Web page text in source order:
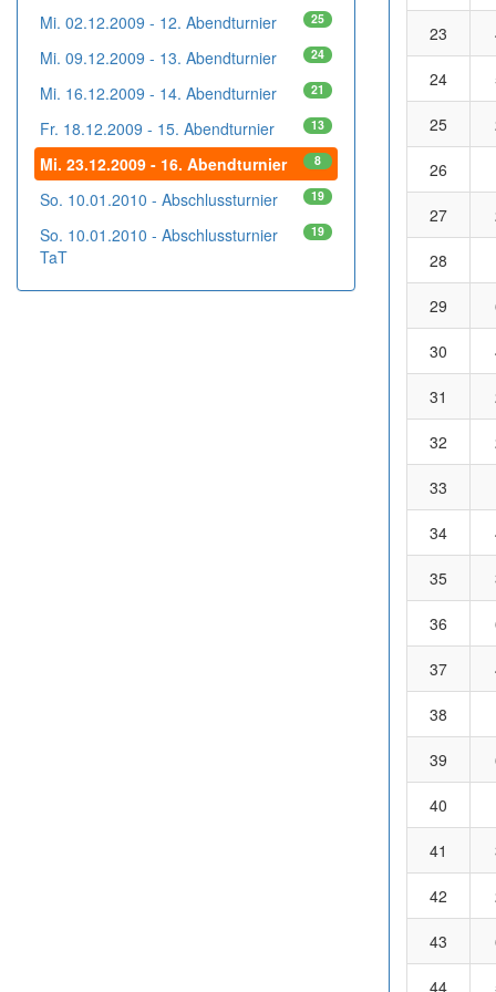
23
24
25
26
27
28
29
30
31
32
33
34
35
36
37
38
39
40
41
42
43
44
25
Mi. 02.12.2009 - 12. Abendturnier
24
Mi. 09.12.2009 - 13. Abendturnier
21
Mi. 16.12.2009 - 14. Abendturnier
13
Fr. 18.12.2009 - 15. Abendturnier
8
Mi. 23.12.2009 - 16. Abendturnier
19
So. 10.01.2010 - Abschlussturnier
19
So. 10.01.2010 - Abschlussturnier
TaT